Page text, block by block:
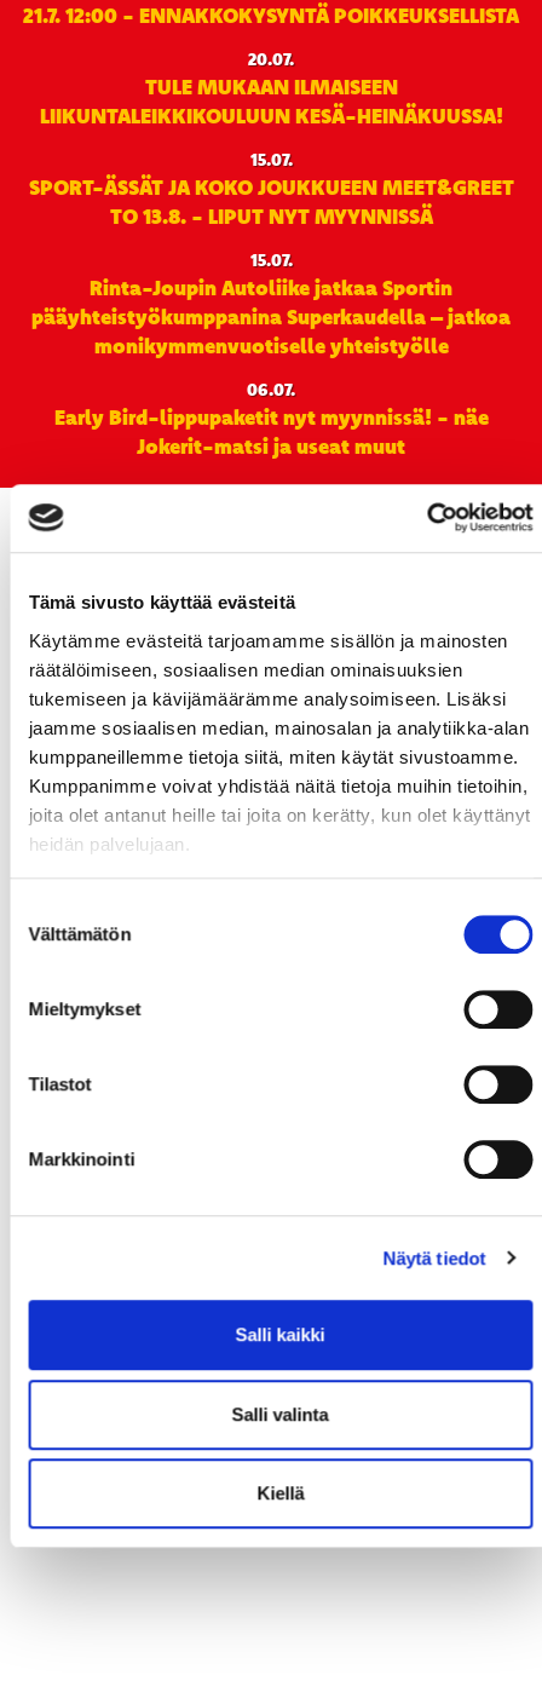
Tämä sivusto käyttää evästeitä
Käytämme evästeitä tarjoamamme sisällön ja mainosten
räätälöimiseen, sosiaalisen median ominaisuuksien
tukemiseen ja kävijämäärämme analysoimiseen. Lisäksi
jaamme sosiaalisen median, mainosalan ja analytiikka-alan
kumppaneillemme tietoja siitä, miten käytät sivustoamme.
Kumppanimme voivat yhdistää näitä tietoja muihin tietoihin,
joita olet antanut heille tai joita on kerätty, kun olet käyttänyt
heidän palvelujaan.
valinta
Välttämätön
Mieltymykset
Tilastot
Markkinointi
Näytä tiedot
Salli kaikki
Salli valinta
Kiellä
21.7. 12:00 - ENNAKKOKYSYNTÄ POIKKEUKSELLISTA
20.07.
TULE MUKAAN ILMAISEEN
LIIKUNTALEIKKIKOULUUN KESÄ-HEINÄKUUSSA!
15.07.
SPORT-ÄSSÄT JA KOKO JOUKKUEEN MEET&GREET
TO 13.8. - LIPUT NYT MYYNNISSÄ
15.07.
Rinta-Joupin Autoliike jatkaa Sportin
pääyhteistyökumppanina Superkaudella – jatkoa
monikymmenvuotiselle yhteistyölle
06.07.
Early Bird-lippupaketit nyt myynnissä! - näe
Jokerit-matsi ja useat muut